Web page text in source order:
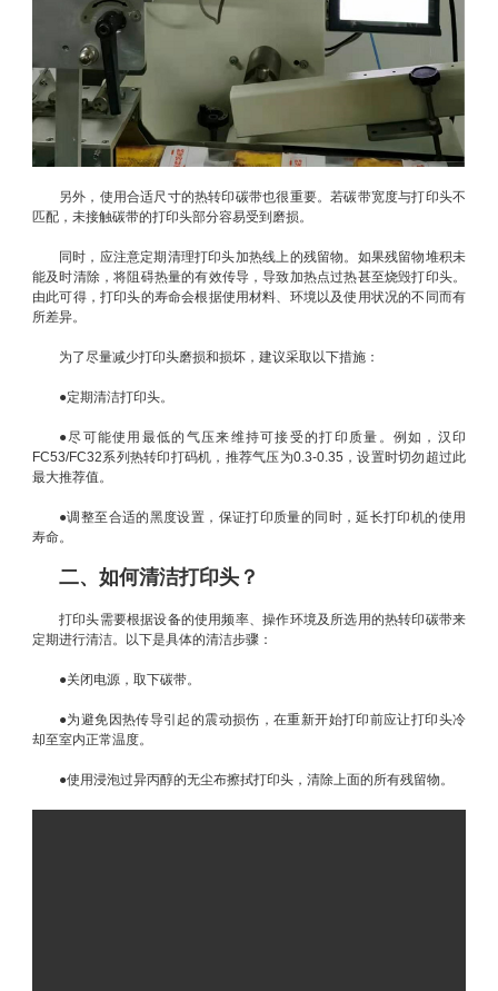
另外，使用合适尺寸的热转印碳带也很重要。若碳带宽度与打印头不
匹配，未接触碳带的打印头部分容易受到磨损。
同时，应注意定期清理打印头加热线上的残留物。如果残留物堆积未
能及时清除，将阻碍热量的有效传导，导致加热点过热甚至烧毁打印头。
由此可得，打印头的寿命会根据使用材料、环境以及使用状况的不同而有
所差异。
为了尽量减少打印头磨损和损坏，建议采取以下措施：
●定期清洁打印头。
●尽可能使用最低的气压来维持可接受的打印质量。例如，汉印
FC53/FC32系列热转印打码机，推荐气压为0.3-0.35，设置时切勿超过此
最大推荐值。
●调整至合适的黑度设置，保证打印质量的同时，延长打印机的使用
寿命。
二、如何清洁打印头？
打印头需要根据设备的使用频率、操作环境及所选用的热转印碳带来
定期进行清洁。以下是具体的清洁步骤：
●关闭电源，取下碳带。
●为避免因热传导引起的震动损伤，在重新开始打印前应让打印头冷
却至室内正常温度。
●使用浸泡过异丙醇的无尘布擦拭打印头，清除上面的所有残留物。